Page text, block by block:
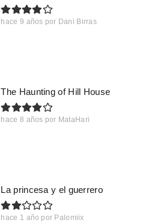
hace 9 años por Dani Birras
The Haunting of Hill House
hace 8 años por MataHari
La princesa y el guerrero
hace 1 año por Palomiix